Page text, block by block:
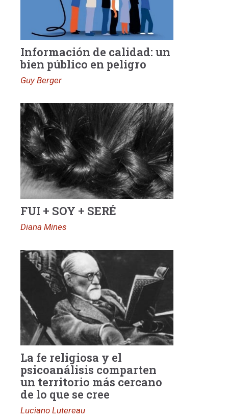
Información de calidad: un
bien público en peligro
Guy Berger
FUI + SOY + SERÉ
Diana Mines
La fe religiosa y el
psicoanálisis comparten
un territorio más cercano
de lo que se cree
Luciano Lutereau